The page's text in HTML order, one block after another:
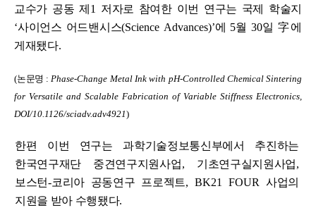
교수가 공동 제 1 저자로 참여한 이번 연구는 국제 학술지
‘사이언스 어드밴시스(Science Advances)’에 5월30일 字에
게재됐다.
(논문명 :Phase-Change Metal Ink with pH-Controlled Chemical Sintering
for Versatile and Scalable Fabrication of Variable Stiffness Electronics,
DOI/10.1126/sciadv.adv4921)
한편 이번 연구는 과학기술정보통신부에서 추진하는
한국연구재단 중견연구지원사업, 기초연구실지원사업,
보스턴-코리아 공동연구 프로젝트, BK21 FOUR 사업의
지원을 받아 수행됐다.